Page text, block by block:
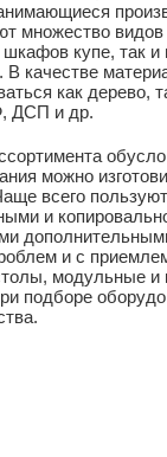
множество
шкафов купе, так
В качестве
как дерево,
ДСП и др.
можно
всего
и
и с
модульные и
подборе